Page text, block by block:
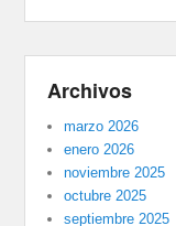
Archivos
marzo 2026
enero 2026
noviembre 2025
octubre 2025
septiembre 2025